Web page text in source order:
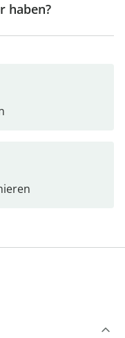
haben?